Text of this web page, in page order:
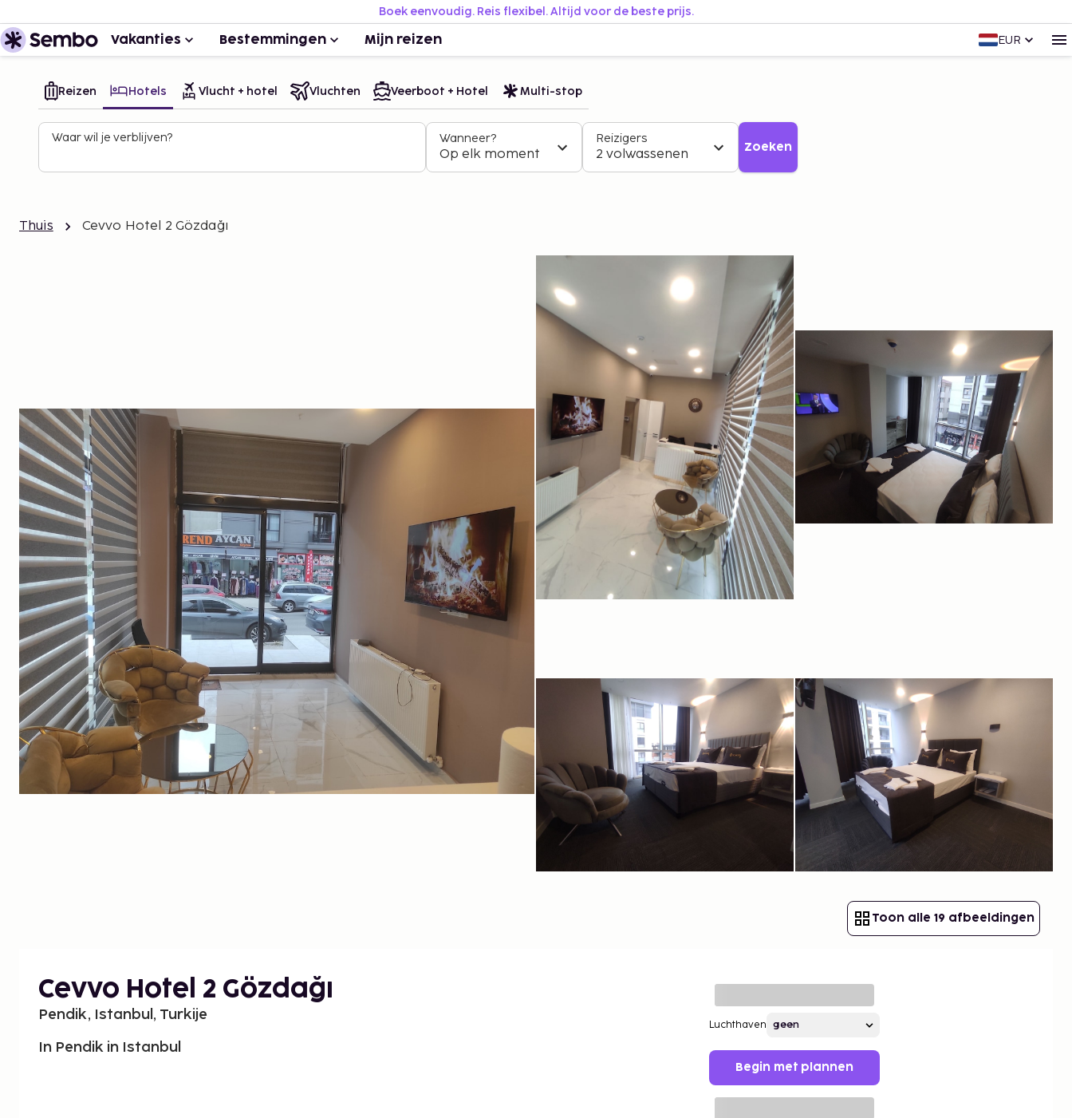
Boek eenvoudig. Reis flexibel. Altijd voor de beste prijs.
Vakanties Bestemmingen Mijn reizen EUR
Reizen Hotels Vlucht + hotel Vluchten Veerboot + Hotel Multi-stop
Waar wil je verblijven? Wanneer?
Op elk moment
Reizigers
2 volwassenen Zoeken
Thuis Cevvo Hotel 2 Gözdağı
Toon alle 19 afbeeldingen
Cevvo Hotel 2 Gözdağı
Pendik, Istanbul, Turkije
In Pendik in Istanbul
Luchthaven
Begin met plannen